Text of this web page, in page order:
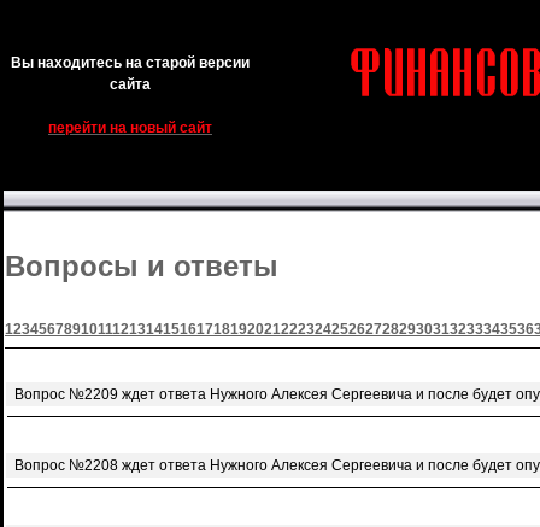
Вы находитесь на старой версии
сайта
перейти на новый сайт
Вопросы и ответы
123456789101112131415161718192021222324252627282930313233343536
Вопрос №2209 ждет ответа Нужного Алексея Сергеевича и после будет
Вопрос №2208 ждет ответа Нужного Алексея Сергеевича и после будет